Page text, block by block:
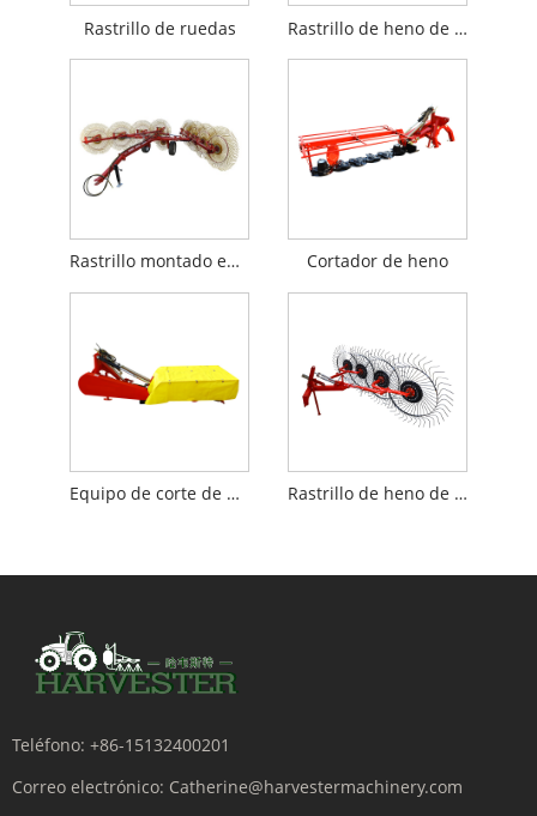
Rastrillo de ruedas Rastrillo de heno de campo
Rastrillo montado en tractor Cortador de heno
Equipo de corte de heno Rastrillo de heno de rueda
Teléfono: +86-15132400201
Correo electrónico: Catherine@harvestermachinery.com